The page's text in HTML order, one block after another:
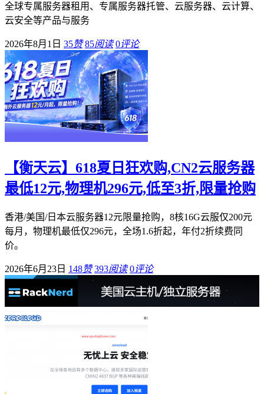
全球专属服务器租用、专属服务器托管、云服务器、云计算、
云安全等产品与服务
2026年8月1日 35赞 85阅读 0评论
【衡天云】618夏日狂欢购,CN2云服务器
最低12元,物理机296元,低至3折,限量抢购
香港/美国/日本云服务器12元限量抢购，8核16G云服仅200元
每月，物理机最低仅296元，全场1.6折起，年付2折续费同
价。
2026年6月23日 148赞 393阅读 0评论